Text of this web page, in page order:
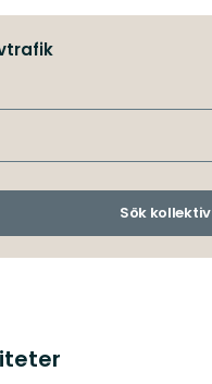
Sök